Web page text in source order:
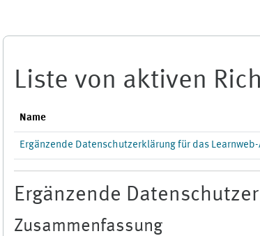
Liste von aktiven
Name
Ergänzende Datenschutzerklärung für das
Ergänzende
Zusammenfassung